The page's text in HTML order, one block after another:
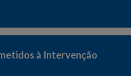
à Intervenção